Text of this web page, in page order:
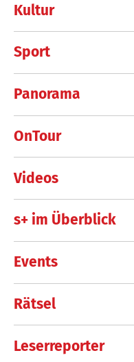
Kultur
Sport
Panorama
OnTour
Videos
s+ im Überblick
Events
Rätsel
Leserreporter